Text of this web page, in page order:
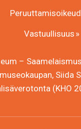
Vastuullisuus
–
Siida
(KHO